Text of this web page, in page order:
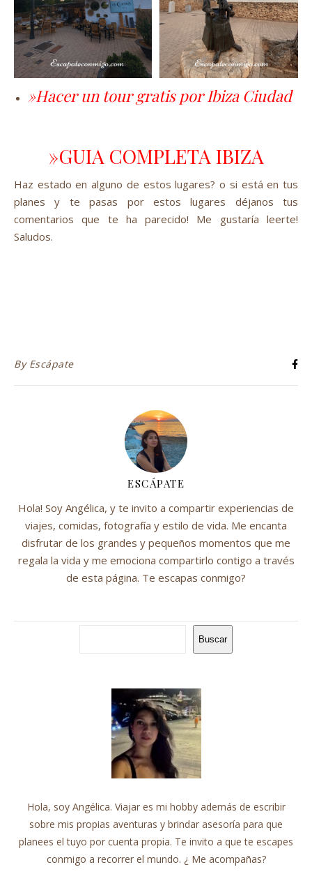
»Hacer un tour gratis por Ibiza Ciudad
»GUIA COMPLETA IBIZA
Haz estado en alguno de estos lugares? o si está en tus
planes y te pasas por estos lugares déjanos tus
comentarios que te ha parecido! Me gustaría leerte!
Saludos.
By Escápate
ESCÁPATE
Hola! Soy Angélica, y te invito a compartir experiencias de
viajes, comidas, fotografía y estilo de vida. Me encanta
disfrutar de los grandes y pequeños momentos que me
regala la vida y me emociona compartirlo contigo a través
de esta página. Te escapas conmigo?
Buscar
Hola, soy Angélica. Viajar es mi hobby además de escribir
sobre mis propias aventuras y brindar asesoría para que
planees el tuyo por cuenta propia. Te invito a que te escapes
conmigo a recorrer el mundo. ¿ Me acompañas?